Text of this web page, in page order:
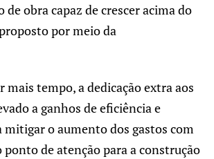
obra capaz de crescer acima do
por meio da
mais tempo, a dedicação extra aos
a ganhos de eficiência e
mitigar o aumento dos gastos com
de atenção para a construção